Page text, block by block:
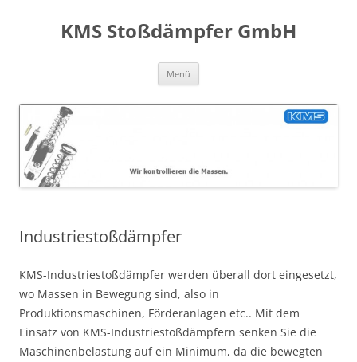
springenKMS Stoßdämpfer GmbH
Menü
Industriestoßdämpfer
KMS-Industriestoßdämpfer werden überall dort eingesetzt,
wo Massen in Bewegung sind, also in
Produktionsmaschinen, Förderanlagen etc.. Mit dem
Einsatz von KMS-Industriestoßdämpfern senken Sie die
Maschinenbelastung auf ein Minimum, da die bewegten